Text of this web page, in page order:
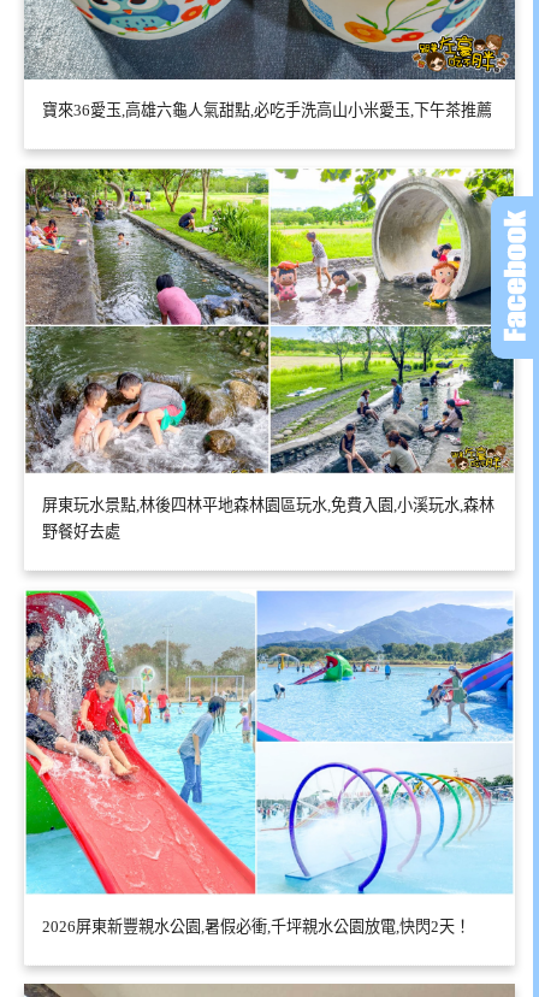
寶來36愛玉,高雄六龜人氣甜點,必吃手洗高山小米愛玉,下午茶推薦
屏東玩水景點,林後四林平地森林園區玩水,免費入園,小溪玩水,森林
野餐好去處
2026屏東新豐親水公園,暑假必衝,千坪親水公園放電,快閃2天！